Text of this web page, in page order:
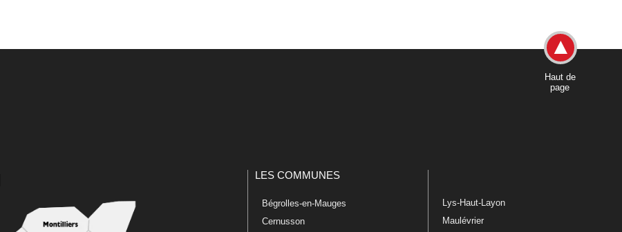
Haut de
page
LES COMMUNES
Bégrolles-en-Mauges
Cernusson
Lys-Haut-Layon
Maulévrier